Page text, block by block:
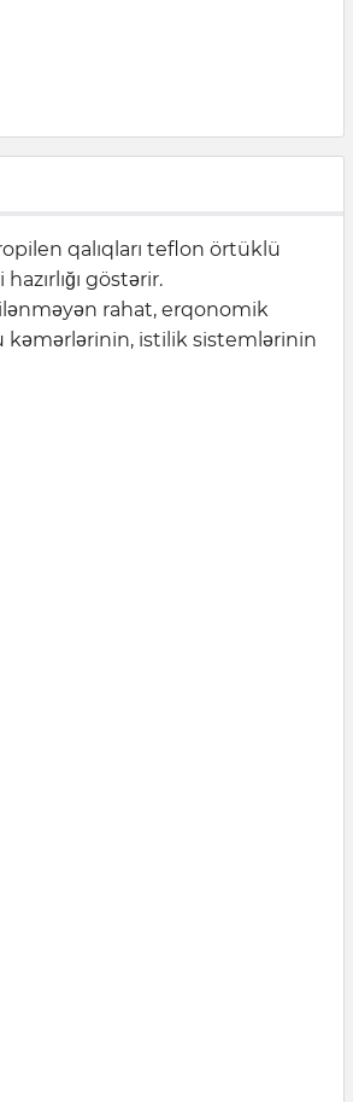
qalıqları teflon örtüklü
göstərir.
rahat, erqonomik
kəmərlərinin, istilik sistemlərinin